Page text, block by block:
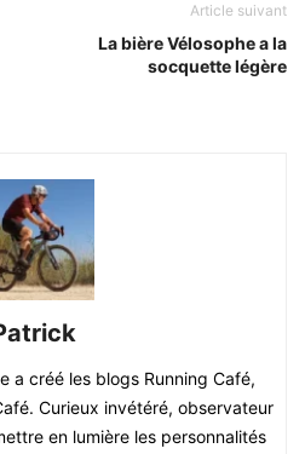
Article suivant
La bière Vélosophe a la
socquette légère
a créé les blogs Running Café,
Curieux invétéré, observateur
en lumière les personnalités